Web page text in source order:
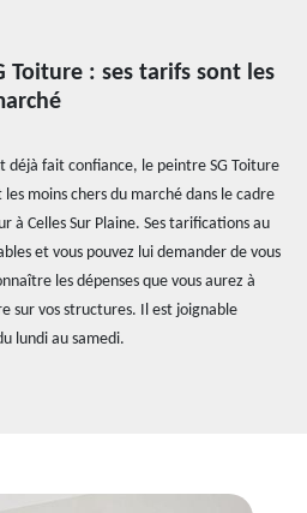
Toiture : ses tarifs sont les
déjà fait confiance, le peintre SG Toiture
moins chers du marché dans le cadre
à Celles Sur Plaine. Ses tarifications au
et vous pouvez lui demander de vous
les dépenses que vous aurez à
sur vos structures. Il est joignable
lundi au samedi.